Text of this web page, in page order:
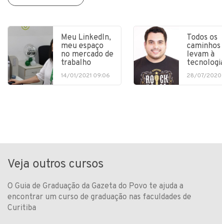
Meu LinkedIn,
meu espaço
no mercado de
trabalho
14/01/2021 09:06
Todos os
caminhos
levam à
28/07/2020
Veja outros cursos
O Guia de Graduação da Gazeta do Povo te ajuda a
encontrar um curso de graduação nas faculdades de
Curitiba